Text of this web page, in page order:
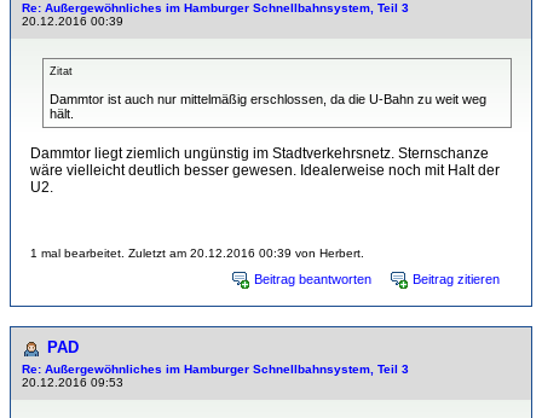
Re: Außergewöhnliches im Hamburger Schnellbahnsystem, Teil 3
20.12.2016 00:39
Zitat
Dammtor ist auch nur mittelmäßig erschlossen, da die U-Bahn zu weit weg
hält.
Dammtor liegt ziemlich ungünstig im Stadtverkehrsnetz. Sternschanze
wäre vielleicht deutlich besser gewesen. Idealerweise noch mit Halt der
U2.
1 mal bearbeitet. Zuletzt am 20.12.2016 00:39 von Herbert.
Beitrag beantworten Beitrag zitieren
PAD
Re: Außergewöhnliches im Hamburger Schnellbahnsystem, Teil 3
20.12.2016 09:53